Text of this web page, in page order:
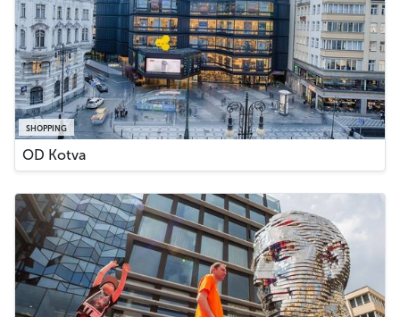
SHOPPING
OD Kotva